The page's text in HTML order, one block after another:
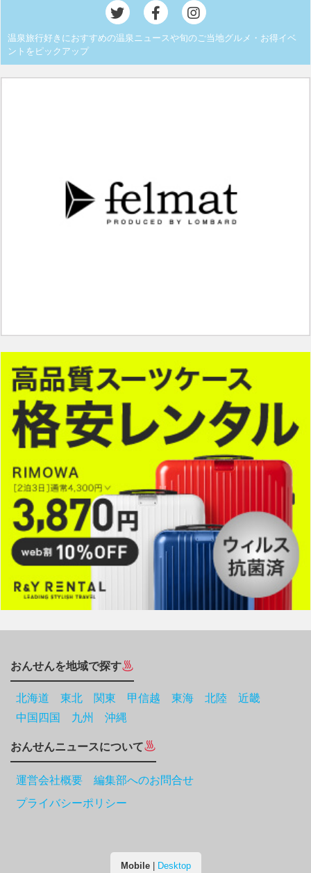
温泉旅行好きにおすすめの温泉ニュースや旬のご当地グルメ・お得イベ
ントをピックアップ
おんせんを地域で探す
北海道 東北 関東 甲信越 東海 北陸
近畿
中国四国
九州 沖縄
おんせんニュースについて
運営会社概要 編集部へのお問合せ
プライバシーポリシー
Mobile| Desktop